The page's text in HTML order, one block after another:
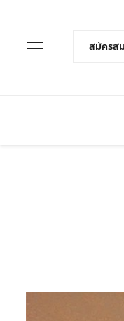
Open Menu
สมัครส